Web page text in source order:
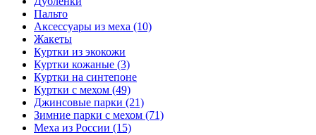
Пальто
Аксессуары из меха (10)
Жакеты
Куртки из экокожи
Куртки кожаные (3)
Куртки на синтепоне
Куртки с мехом (49)
Джинсовые парки (21)
Зимние парки с мехом (71)
Меха из России (15)